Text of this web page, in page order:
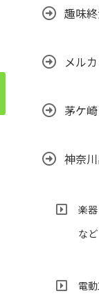
趣味
メル
茅ケ
神奈
楽
など
電